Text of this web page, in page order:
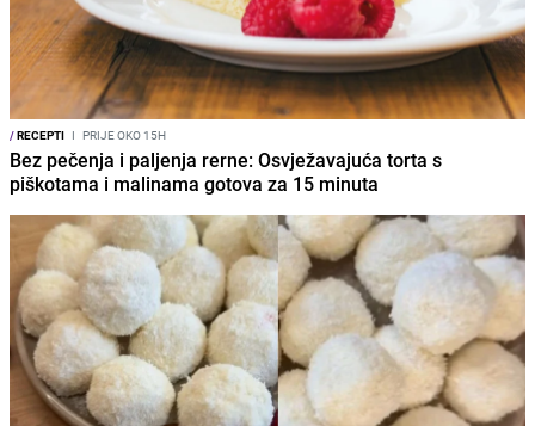
/RECEPTI I PRIJE OKO 15H
Bez pečenja i paljenja rerne: Osvježavajuća torta s
piškotama i malinama gotova za 15 minuta